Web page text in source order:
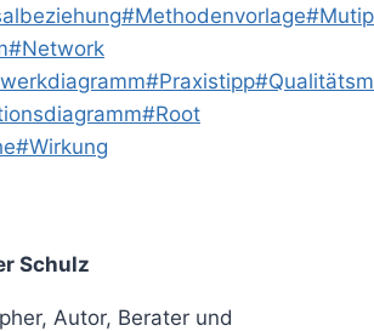
#Methodenvorlage#
#Network
#Praxistipp#
#Root
#Wirkung
Schulz
Autor, Berater und